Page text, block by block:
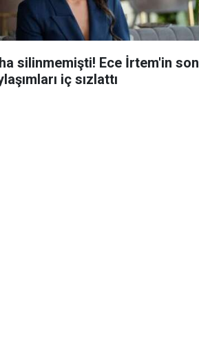
silinmemişti! Ece İrtem'in son
iç sızlattı